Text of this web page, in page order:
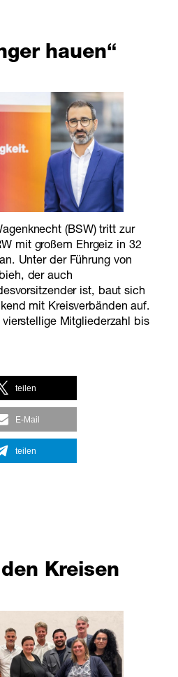
hauen“
(BSW) tritt zur
mit großem Ehrgeiz in 32
Unter der Führung von
der auch
ist, baut sich
mit Kreisverbänden auf.
Mitgliederzahl bis
teilen
E-Mail
teilen
Kreisen